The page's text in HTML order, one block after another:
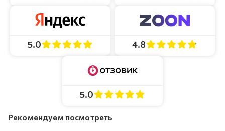
5.0 4.8
5.0
Рекомендуем посмотреть